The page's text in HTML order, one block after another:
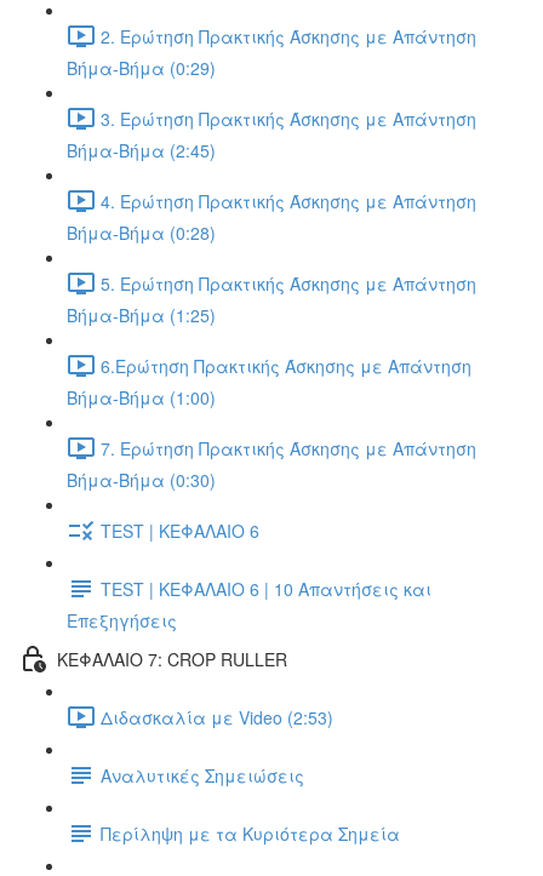
2. Ερώτηση Πρακτικής Άσκησης με Απάντηση
Βήμα-Βήμα (0:29)
3. Ερώτηση Πρακτικής Άσκησης με Απάντηση
Βήμα-Βήμα (2:45)
4. Ερώτηση Πρακτικής Άσκησης με Απάντηση
Βήμα-Βήμα (0:28)
5. Ερώτηση Πρακτικής Άσκησης με Απάντηση
Βήμα-Βήμα (1:25)
6.Ερώτηση Πρακτικής Άσκησης με Απάντηση
Βήμα-Βήμα (1:00)
7. Ερώτηση Πρακτικής Άσκησης με Απάντηση
Βήμα-Βήμα (0:30)
TEST | ΚΕΦΑΛΑΙΟ 6
TEST | ΚΕΦΑΛΑΙΟ 6 | 10 Απαντήσεις και
Επεξηγήσεις
ΚΕΦΑΛΑΙΟ 7: CROP RULLER
Διδασκαλία με Video (2:53)
Αναλυτικές Σημειώσεις
Περίληψη με τα Κυριότερα Σημεία